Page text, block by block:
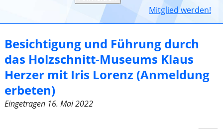
Mitglied werden!
Besichtigung und Führung durch
das Holzschnitt-Museums Klaus
Herzer mit Iris Lorenz (Anmeldung
erbeten)
Eingetragen 16. Mai 2022